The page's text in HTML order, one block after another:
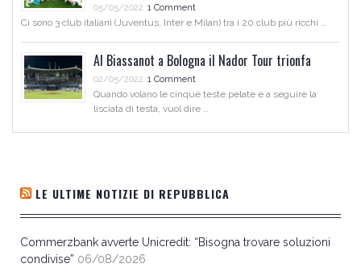
05/05/2022 1 Comment
Ci sono 3 club italiani (Juventus, Inter e Milan) tra i 20 club più ricchi …
Al Biassanot a Bologna il Nador Tour trionfa
02/05/2022 1 Comment
Quando volano le cinque teste pelate e a seguire la
lisciata di testa, vuol dire …
LE ULTIME NOTIZIE DI REPUBBLICA
Commerzbank avverte Unicredit: “Bisogna trovare soluzioni
condivise” 06/08/2026